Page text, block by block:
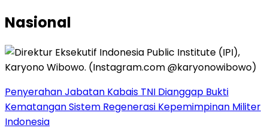
Nasional
Penyerahan Jabatan Kabais TNI Dianggap Bukti
Kematangan Sistem Regenerasi Kepemimpinan Militer
Indonesia